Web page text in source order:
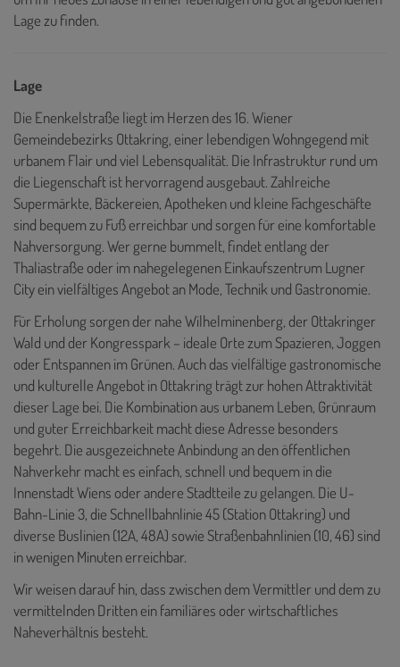
Lage zu finden.
Lage
Die Enenkelstraße liegt im Herzen des 16. Wiener
Gemeindebezirks Ottakring, einer lebendigen Wohngegend mit
urbanem Flair und viel Lebensqualität. Die Infrastruktur rund um
die Liegenschaft ist hervorragend ausgebaut. Zahlreiche
Supermärkte, Bäckereien, Apotheken und kleine Fachgeschäfte
sind bequem zu Fuß erreichbar und sorgen für eine komfortable
Nahversorgung. Wer gerne bummelt, findet entlang der
Thaliastraße oder im nahegelegenen Einkaufszentrum Lugner
City ein vielfältiges Angebot an Mode, Technik und Gastronomie.
Für Erholung sorgen der nahe Wilhelminenberg, der Ottakringer
Wald und der Kongresspark – ideale Orte zum Spazieren, Joggen
oder Entspannen im Grünen. Auch das vielfältige gastronomische
und kulturelle Angebot in Ottakring trägt zur hohen Attraktivität
dieser Lage bei. Die Kombination aus urbanem Leben, Grünraum
und guter Erreichbarkeit macht diese Adresse besonders
begehrt. Die ausgezeichnete Anbindung an den öffentlichen
Nahverkehr macht es einfach, schnell und bequem in die
Innenstadt Wiens oder andere Stadtteile zu gelangen. Die U-
Bahn-Linie 3, die Schnellbahnlinie 45 (Station Ottakring) und
diverse Buslinien (12A, 48A) sowie Straßenbahnlinien (10, 46) sind
in wenigen Minuten erreichbar.
Wir weisen darauf hin, dass zwischen dem Vermittler und dem zu
vermittelnden Dritten ein familiäres oder wirtschaftliches
Naheverhältnis besteht.